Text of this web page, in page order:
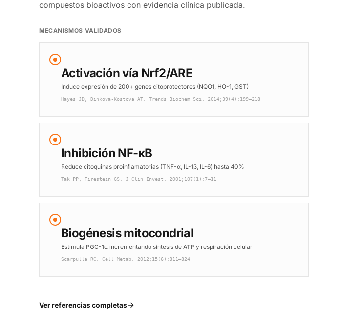
compuestos bioactivos con evidencia clínica publicada.
MECANISMOS VALIDADOS
Activación vía Nrf2/ARE
Induce expresión de 200+ genes citoprotectores (NQO1, HO-1, GST)
Hayes JD, Dinkova-Kostova AT. Trends Biochem Sci. 2014;39(4):199–218
Inhibición NF-κB
Reduce citoquinas proinflamatorias (TNF-α, IL-1β, IL-6) hasta 40%
Tak PP, Firestein GS. J Clin Invest. 2001;107(1):7–11
Biogénesis mitocondrial
Estimula PGC-1α incrementando síntesis de ATP y respiración celular
Scarpulla RC. Cell Metab. 2012;15(6):811–824
Ver referencias completas